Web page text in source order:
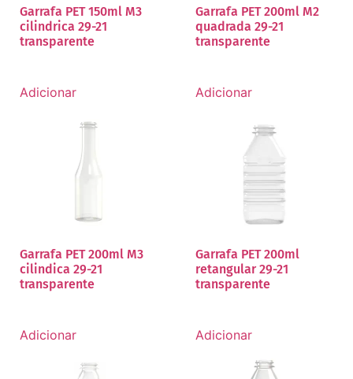
Garrafa PET 150ml M3
cilindrica 29-21
transparente
Adicionar
Garrafa PET 200ml M2
quadrada 29-21
transparente
Adicionar
Garrafa PET 200ml M3
cilindica 29-21
transparente
Adicionar
Garrafa PET 200ml
retangular 29-21
transparente
Adicionar